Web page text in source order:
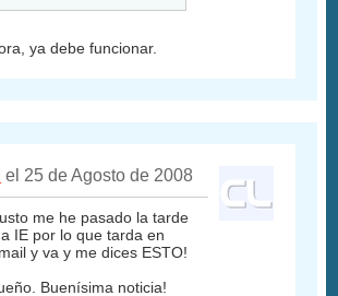
ya debe funcionar.
el 25 de Agosto de 2008
me he pasado la tarde
IE por lo que tarda en
y va y me dices ESTO!
Buenísima noticia!